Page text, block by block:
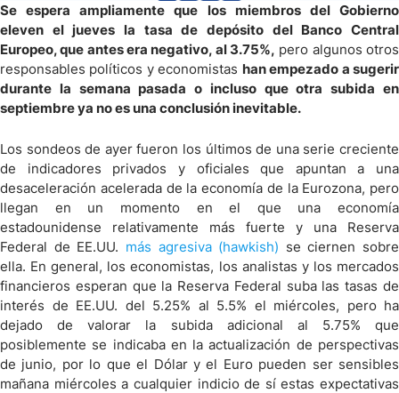
Se espera ampliamente que los miembros del Gobierno
eleven el jueves la tasa de depósito del Banco Central
Europeo, que antes era negativo, al 3.75%, pero algunos otros
responsables políticos y economistas han empezado a sugerir
durante la semana pasada o incluso que otra subida en
septiembre ya no es una conclusión inevitable.
Los sondeos de ayer fueron los últimos de una serie creciente
de indicadores privados y oficiales que apuntan a una
desaceleración acelerada de la economía de la Eurozona, pero
llegan en un momento en el que una economía
estadounidense relativamente más fuerte y una Reserva
Federal de EE.UU. más agresiva (hawkish) se ciernen sobre
ella. En general, los economistas, los analistas y los mercados
financieros esperan que la Reserva Federal suba las tasas de
interés de EE.UU. del 5.25% al 5.5% el miércoles, pero ha
dejado de valorar la subida adicional al 5.75% que
posiblemente se indicaba en la actualización de perspectivas
de junio, por lo que el Dólar y el Euro pueden ser sensibles
mañana miércoles a cualquier indicio de sí estas expectativas